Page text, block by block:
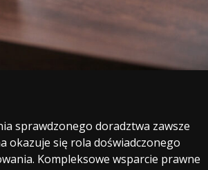
sprawdzonego doradztwa zawsze
okazuje się rola doświadczonego
Kompleksowe wsparcie prawne